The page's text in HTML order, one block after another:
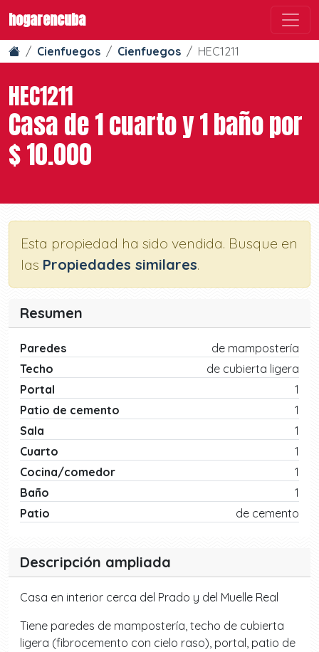
hogarencuba
Cienfuegos Cienfuegos HEC1211
HEC1211
Casa de 1 cuarto y 1 baño por
$ 10.000
Esta propiedad ha sido vendida. Busque en
las Propiedades similares.
Resumen
Paredes
de mampostería
Techo
de cubierta ligera
Portal
1
Patio de cemento
1
Sala
1
Cuarto
1
Cocina/comedor
1
Baño
1
Patio
de cemento
Descripción ampliada
Casa en interior cerca del Prado y del Muelle Real
Tiene paredes de mampostería, techo de cubierta
ligera (fibrocemento con cielo raso), portal, patio de